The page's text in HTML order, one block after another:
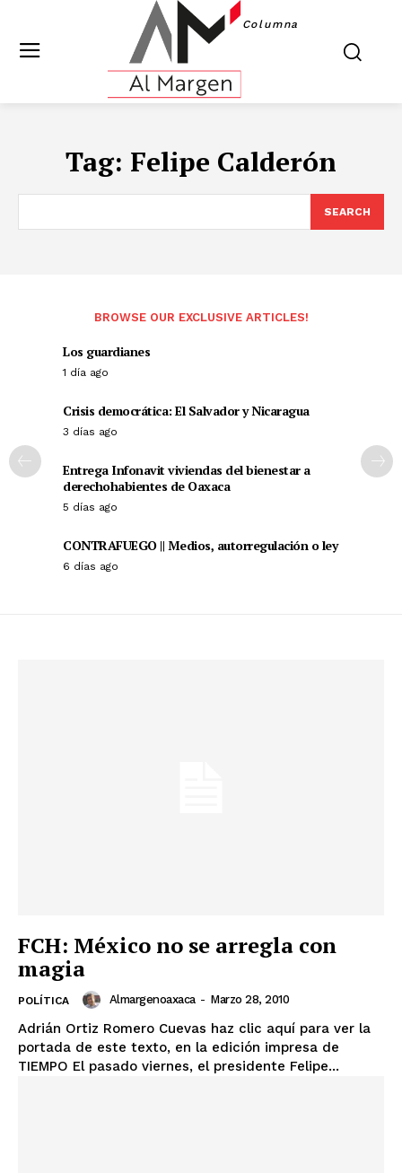
Columna
Tag: Felipe Calderón
SEARCH
BROWSE OUR EXCLUSIVE ARTICLES!
Los guardianes
1 día ago
Crisis democrática: El Salvador y Nicaragua
3 días ago
Entrega Infonavit viviendas del bienestar a
derechohabientes de Oaxaca
5 días ago
CONTRAFUEGO || Medios, autorregulación o ley
6 días ago
FCH: México no se arregla con
magia
POLÍTICA Almargenoaxaca - Marzo 28, 2010
Adrián Ortiz Romero Cuevas haz clic aquí para ver la
portada de este texto, en la edición impresa de
TIEMPO El pasado viernes, el presidente Felipe...